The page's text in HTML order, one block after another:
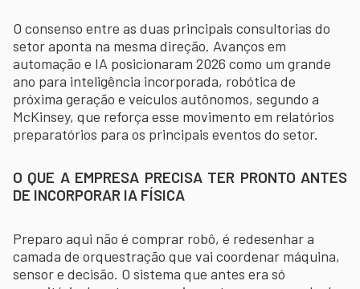
O consenso entre as duas principais consultorias do
setor aponta na mesma direção. Avanços em
automação e IA posicionaram 2026 como um grande
ano para inteligência incorporada, robótica de
próxima geração e veículos autônomos, segundo a
McKinsey, que reforça esse movimento em relatórios
preparatórios para os principais eventos do setor.
O QUE A EMPRESA PRECISA TER PRONTO ANTES
DE INCORPORAR IA FÍSICA
Preparo aqui não é comprar robô, é redesenhar a
camada de orquestração que vai coordenar máquina,
sensor e decisão. O sistema que antes era só